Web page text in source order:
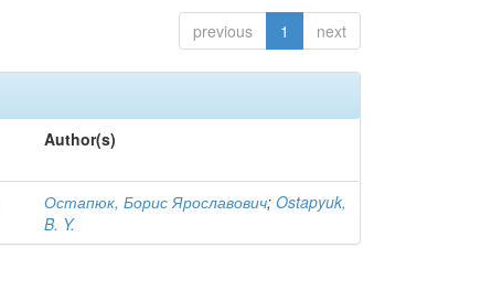
previous 1 next
Author(s)
Остапюк, Борис Ярославович;Ostapyuk,
B. Y.